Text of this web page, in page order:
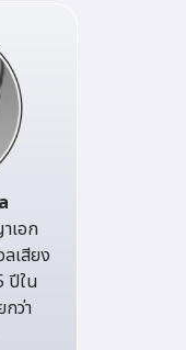
เอก
ลเสียง
ปีใน
ว่า